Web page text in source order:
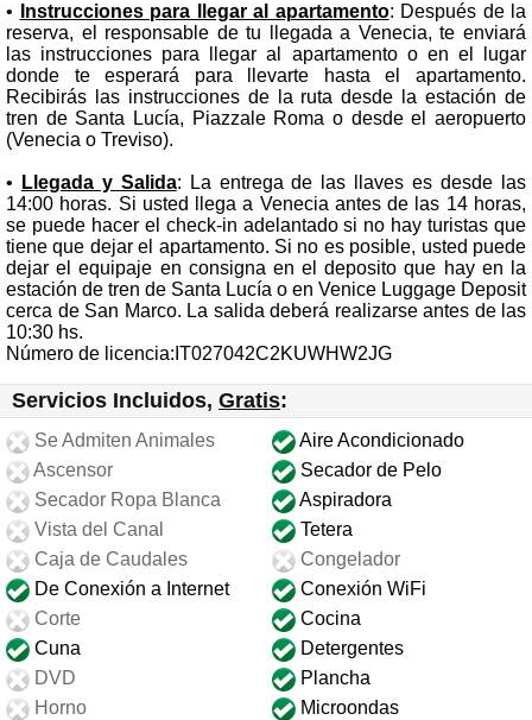
• Instrucciones para llegar al apartamento: Después de la
reserva, el responsable de tu llegada a Venecia, te enviará
las instrucciones para llegar al apartamento o en el lugar
donde te esperará para llevarte hasta el apartamento.
Recibirás las instrucciones de la ruta desde la estación de
tren de Santa Lucía, Piazzale Roma o desde el aeropuerto
(Venecia o Treviso).
• Llegada y Salida: La entrega de las llaves es desde las
14:00 horas. Si usted llega a Venecia antes de las 14 horas,
se puede hacer el check-in adelantado si no hay turistas que
tiene que dejar el apartamento. Si no es posible, usted puede
dejar el equipaje en consigna en el deposito que hay en la
estación de tren de Santa Lucía o en Venice Luggage Deposit
cerca de San Marco. La salida deberá realizarse antes de las
10:30 hs.
Número de licencia:IT027042C2KUWHW2JG
Servicios Incluidos, Gratis:
Se Admiten Animales
Aire Acondicionado
Ascensor
Secador de Pelo
Secador Ropa Blanca
Aspiradora
Vista del Canal
Tetera
Caja de Caudales
Congelador
De Conexión a Internet
Conexión WiFi
Corte
Cocina
Cuna
Detergentes
DVD
Plancha
Horno
Microondas